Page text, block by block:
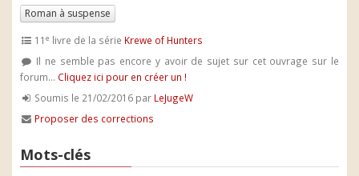
Roman à suspense
11e livre de la série Krewe of Hunters
Il ne semble pas encore y avoir de sujet sur cet ouvrage sur le
forum... Cliquez ici pour en créer un !
Soumis le 21/02/2016 par LeJugeW
Proposer des corrections
Mots-clés